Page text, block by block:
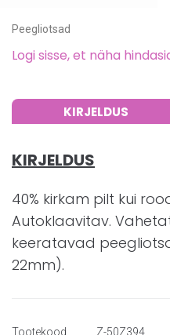
Peegliotsad
Logi sisse, et näha
KIRJELDUS
KIRJELDUS
40% kirkam pilt kui
Autoklaavitav.
keeratavad
22mm).
Tootekood Z-50Z394